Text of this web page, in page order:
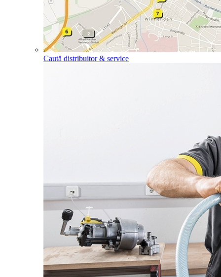
Caută distribuitor & service